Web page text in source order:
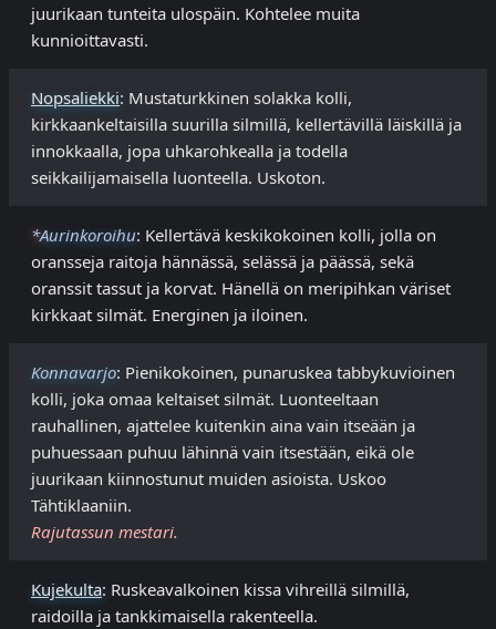
juurikaan tunteita ulospäin. Kohtelee muita
kunnioittavasti.
Nopsaliekki: Mustaturkkinen solakka kolli,
kirkkaankeltaisilla suurilla silmillä, kellertävillä läiskillä ja
innokkaalla, jopa uhkarohkealla ja todella
seikkailijamaisella luonteella. Uskoton.
*Aurinkoroihu: Kellertävä keskikokoinen kolli, jolla on
oransseja raitoja hännässä, selässä ja päässä, sekä
oranssit tassut ja korvat. Hänellä on meripihkan väriset
kirkkaat silmät. Energinen ja iloinen.
Konnavarjo: Pienikokoinen, punaruskea tabbykuvioinen
kolli, joka omaa keltaiset silmät. Luonteeltaan
rauhallinen, ajattelee kuitenkin aina vain itseään ja
puhuessaan puhuu lähinnä vain itsestään, eikä ole
juurikaan kiinnostunut muiden asioista. Uskoo
Tähtiklaaniin.
Rajutassun mestari.
Kujekulta: Ruskeavalkoinen kissa vihreillä silmillä,
raidoilla ja tankkimaisella rakenteella.